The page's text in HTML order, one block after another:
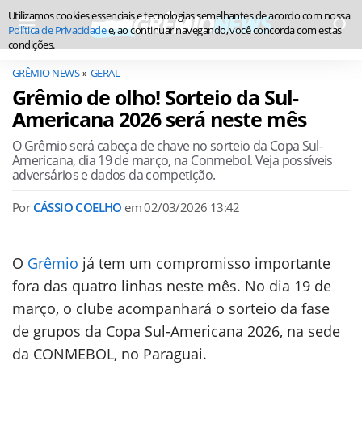
GRÊMIO NEWS GERAL
Grêmio de olho! Sorteio da Sul-
Americana 2026 será neste mês
O Grêmio será cabeça de chave no sorteio da Copa Sul-
Americana, dia 19 de março, na Conmebol. Veja possíveis
adversários e dados da competição.
Por CÁSSIO COELHO em02/03/2026 13:42
O Grêmio já tem um compromisso importante
fora das quatro linhas neste mês. No dia 19 de
março, o clube acompanhará o sorteio da fase
de grupos da Copa Sul-Americana 2026, na sede
da CONMEBOL, no Paraguai.
Utilizamos cookies essenciais e tecnologias semelhantes de acordo com nossa
Política de Privacidadee, ao continuar navegando, você concorda com estas
condições.